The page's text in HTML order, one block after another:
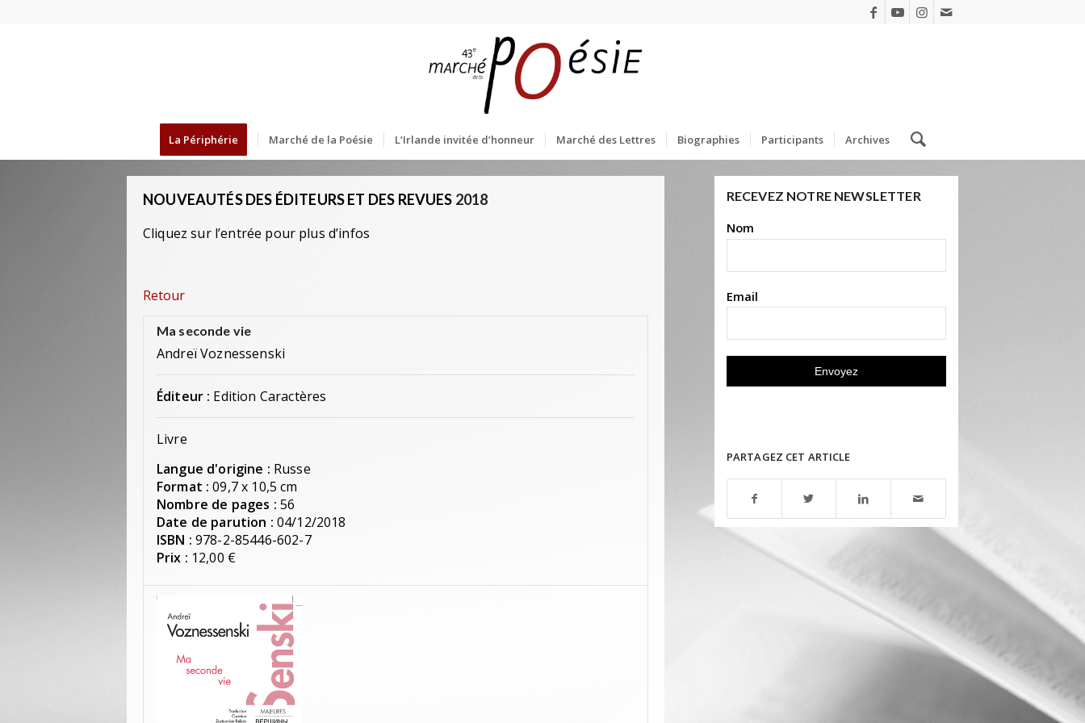
La Périphérie Marché de la Poésie L’Irlande invitée d’honneur Marché des Lettres Biographies Participants Archives
NOUVEAUTÉS DES ÉDITEURS ET DES REVUES 2018
Cliquez sur l’entrée pour plus d’infos
Retour
Ma seconde vie
Andreï Voznessenski
Éditeur : Edition Caractères
Livre
Langue d'origine : Russe
Format : 09,7 x 10,5 cm
Nombre de pages : 56
Date de parution : 04/12/2018
ISBN : 978-2-85446-602-7
Prix : 12,00 €
RECEVEZ NOTRE NEWSLETTER
Nom
Email
PARTAGEZ CET ARTICLE